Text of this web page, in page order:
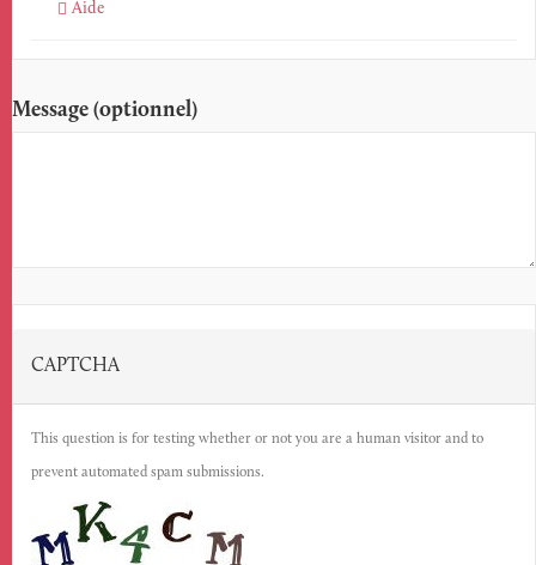
Aide
Message (optionnel)
CAPTCHA
This question is for testing whether or not you are a human visitor and to
prevent automated spam submissions.